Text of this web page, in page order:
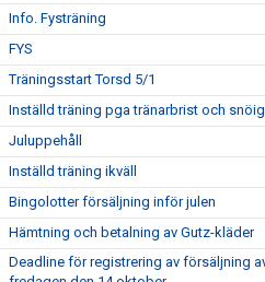
Info. Fysträning
FYS
Träningsstart Torsd 5/1
Inställd träning pga tränarbrist och
Juluppehåll
Inställd träning ikväll
Bingolotter försäljning inför julen
Hämtning och betalning av Gutz-kläder
Deadline för registrering av försäljning